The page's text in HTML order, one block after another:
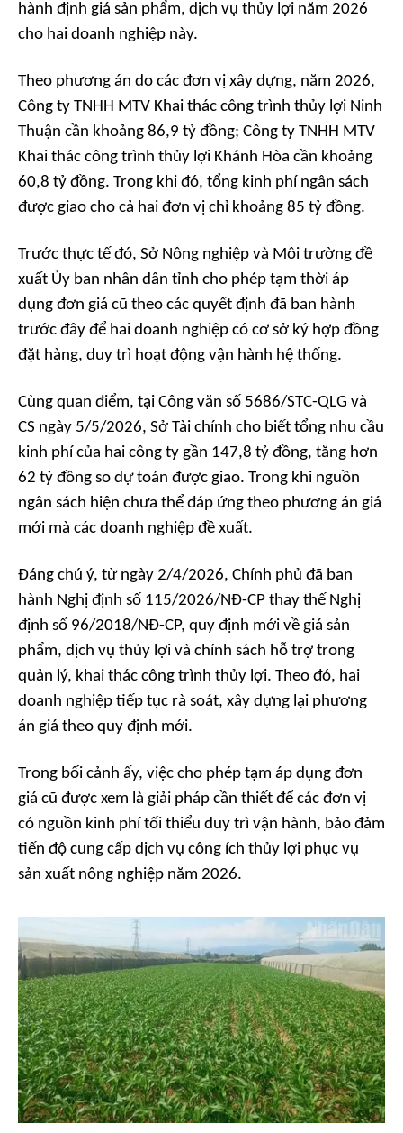
hành định giá sản phẩm, dịch vụ thủy lợi năm 2026
cho hai doanh nghiệp này.
Theo phương án do các đơn vị xây dựng, năm 2026,
Công ty TNHH MTV Khai thác công trình thủy lợi Ninh
Thuận cần khoảng 86,9 tỷ đồng; Công ty TNHH MTV
Khai thác công trình thủy lợi Khánh Hòa cần khoảng
60,8 tỷ đồng. Trong khi đó, tổng kinh phí ngân sách
được giao cho cả hai đơn vị chỉ khoảng 85 tỷ đồng.
Trước thực tế đó, Sở Nông nghiệp và Môi trường đề
xuất Ủy ban nhân dân tỉnh cho phép tạm thời áp
dụng đơn giá cũ theo các quyết định đã ban hành
trước đây để hai doanh nghiệp có cơ sở ký hợp đồng
đặt hàng, duy trì hoạt động vận hành hệ thống.
Cùng quan điểm, tại Công văn số 5686/STC-QLG và
CS ngày 5/5/2026, Sở Tài chính cho biết tổng nhu cầu
kinh phí của hai công ty gần 147,8 tỷ đồng, tăng hơn
62 tỷ đồng so dự toán được giao. Trong khi nguồn
ngân sách hiện chưa thể đáp ứng theo phương án giá
mới mà các doanh nghiệp đề xuất.
Đáng chú ý, từ ngày 2/4/2026, Chính phủ đã ban
hành Nghị định số 115/2026/NĐ-CP thay thế Nghị
định số 96/2018/NĐ-CP, quy định mới về giá sản
phẩm, dịch vụ thủy lợi và chính sách hỗ trợ trong
quản lý, khai thác công trình thủy lợi. Theo đó, hai
doanh nghiệp tiếp tục rà soát, xây dựng lại phương
án giá theo quy định mới.
Trong bối cảnh ấy, việc cho phép tạm áp dụng đơn
giá cũ được xem là giải pháp cần thiết để các đơn vị
có nguồn kinh phí tối thiểu duy trì vận hành, bảo đảm
tiến độ cung cấp dịch vụ công ích thủy lợi phục vụ
sản xuất nông nghiệp năm 2026.